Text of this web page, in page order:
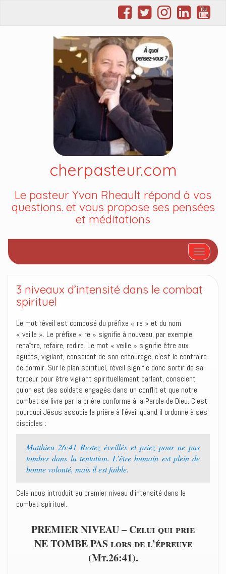
cherpasteur.com
Le pasteur Yvan Rheault répond à vos
questions. et vous propose ses pensées
et méditations
Afficher/
3 niveaux d’intensité dans le combat
spirituel
Le mot réveil est composé du préfixe « re » et du nom
« veille ». Le préfixe « re » signifie à nouveau, par exemple
renaître, refaire, redire. Le mot « veille » signifie être aux
aguets, vigilant, conscient de son entourage, c’est le contraire
de dormir. Sur le plan spirituel, réveil signifie donc sortir de sa
torpeur pour être vigilant spirituellement parlant, conscient
qu’on est des soldats engagés dans un conflit et que notre
combat se livre par la prière conforme à la Parole de Dieu. C’est
pourquoi Jésus associe la prière à l’éveil quand il ordonne à ses
disciples :
Matthieu 26:41 Restez éveillés et priez pour ne pas
tomber dans la tentation. L’être humain est plein de
bonne volonté, mais il est faible.
Cela nous introduit au premier niveau d’intensité dans le
combat spirituel.
PREMIER NIVEAU – Celui qui prie
NE TOMBE PAS lors de l’épreuve
(Mt.26:41).